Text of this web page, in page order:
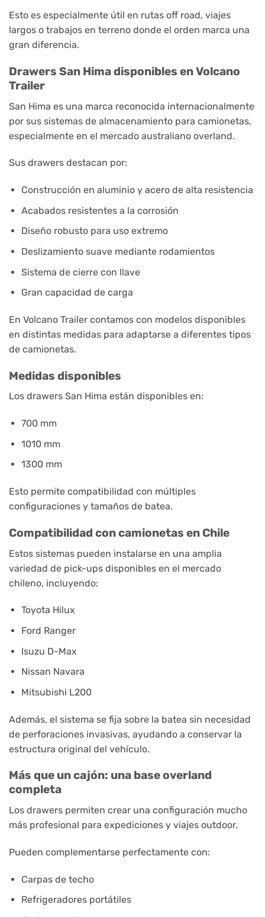
Esto es especialmente útil en rutas off road, viajes
largos o trabajos en terreno donde el orden marca una
gran diferencia.
Drawers San Hima disponibles en Volcano
Trailer
San Hima es una marca reconocida internacionalmente
por sus sistemas de almacenamiento para camionetas,
especialmente en el mercado australiano overland.
Sus drawers destacan por:
Construcción en aluminio y acero de alta resistencia
Acabados resistentes a la corrosión
Diseño robusto para uso extremo
Deslizamiento suave mediante rodamientos
Sistema de cierre con llave
Gran capacidad de carga
En Volcano Trailer contamos con modelos disponibles
en distintas medidas para adaptarse a diferentes tipos
de camionetas.
Medidas disponibles
Los drawers San Hima están disponibles en:
700 mm
1010 mm
1300 mm
Esto permite compatibilidad con múltiples
configuraciones y tamaños de batea.
Compatibilidad con camionetas en Chile
Estos sistemas pueden instalarse en una amplia
variedad de pick-ups disponibles en el mercado
chileno, incluyendo:
Toyota Hilux
Ford Ranger
Isuzu D-Max
Nissan Navara
Mitsubishi L200
Además, el sistema se fija sobre la batea sin necesidad
de perforaciones invasivas, ayudando a conservar la
estructura original del vehículo.
Más que un cajón: una base overland
completa
Los drawers permiten crear una configuración mucho
más profesional para expediciones y viajes outdoor.
Pueden complementarse perfectamente con:
Carpas de techo
Refrigeradores portátiles